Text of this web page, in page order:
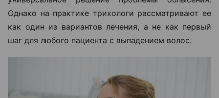
Однако на практике трихологи рассматривают ее
как один из вариантов лечения, а не как первый
шаг для любого пациента с выпадением волос.